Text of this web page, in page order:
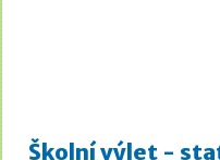
Školní výlet -